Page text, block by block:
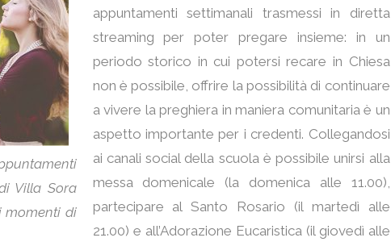
Villa Sora
momenti di
appuntamenti settimanali trasmessi in diretta
streaming per poter pregare insieme: in un
periodo storico in cui potersi recare in Chiesa
non è possibile, offrire la possibilità di continuare
a vivere la preghiera in maniera comunitaria è un
aspetto importante per i credenti. Collegandosi
ai canali social della scuola è possibile unirsi alla
messa domenicale (la domenica alle 11.00),
partecipare al Santo Rosario (il martedì alle
21.00) e all’Adorazione Eucaristica (il giovedì alle